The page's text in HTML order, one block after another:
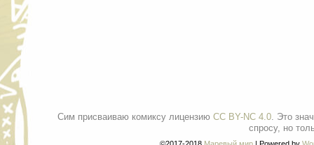
Сим присваиваю комиксу лицензию CC BY-NC 4.0. Это
спросу, но